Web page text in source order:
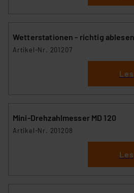
Wetterstationen - richtig
Artikel-Nr. 201207
Mini-Drehzahlmesser MD 120
Artikel-Nr. 201208